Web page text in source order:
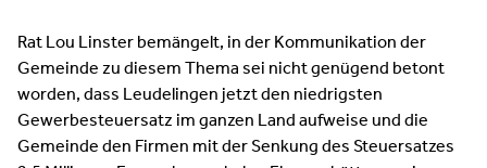
Rat Lou Linster bemängelt, in der Kommunikation der
Gemeinde zu diesem Thema sei nicht genügend betont
worden, dass Leudelingen jetzt den niedrigsten
Gewerbesteuersatz im ganzen Land aufweise und die
Gemeinde den Firmen mit der Senkung des Steuersatzes